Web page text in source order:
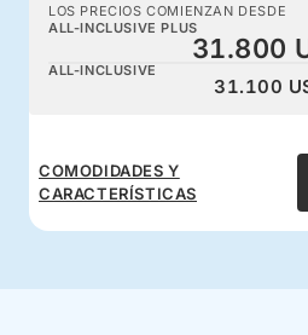
LOS PRECIOS COMIENZAN DESDE
ALL-INCLUSIVE PLUS
31.800
ALL-INCLUSIVE
31.100
COMODIDADES Y
CARACTERÍSTICAS